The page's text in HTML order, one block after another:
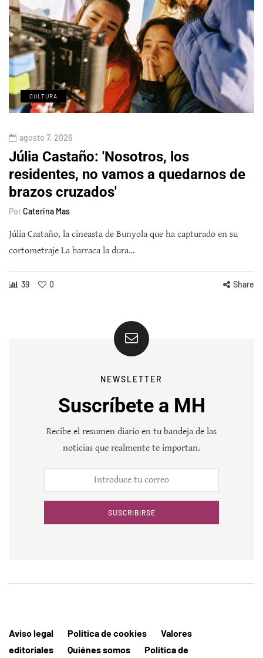
CULTURA
agosto 7, 2026
Júlia Castaño: 'Nosotros, los
residentes, no vamos a quedarnos de
brazos cruzados'
PorCaterina Mas
Júlia Castaño, la cineasta de Bunyola que ha capturado en su
cortometraje La barraca la dura…
39 0 Share
NEWSLETTER
Suscríbete a MH
Recibe el resumen diario en tu bandeja de las
noticias que realmente te importan.
SUSCRIBIRSE
Aviso legal Política de cookies
Valores
editoriales
Quiénes somos Política de